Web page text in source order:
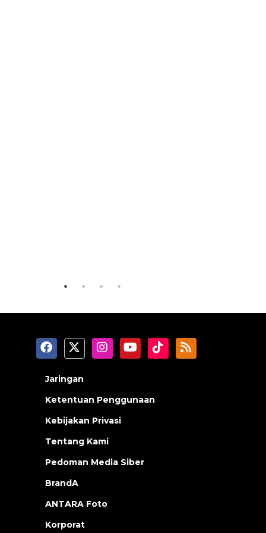
Jaringan
Ketentuan Penggunaan
Kebijakan Privasi
Tentang Kami
Pedoman Media Siber
BrandA
ANTARA Foto
Korporat